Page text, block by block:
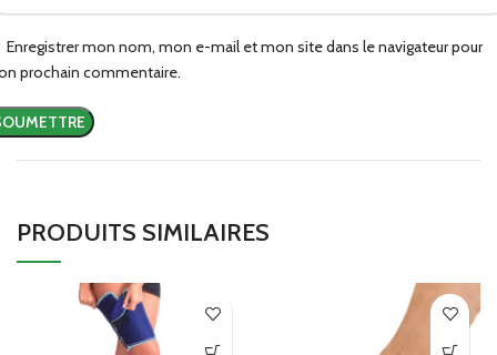
Enregistrer mon nom, mon e-mail et mon site dans le navigateur pour
prochain commentaire.
PRODUITS SIMILAIRES